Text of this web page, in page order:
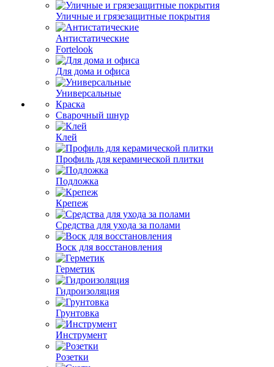
Уличные и грязезащитные покрытия
Антистатические
Fortelook
Для дома и офиса
Универсальные
Краска
Сварочный шнур
Клей
Профиль для керамической плитки
Подложка
Крепеж
Средства для ухода за полами
Воск для восстановления
Герметик
Гидроизоляция
Грунтовка
Инструмент
Розетки